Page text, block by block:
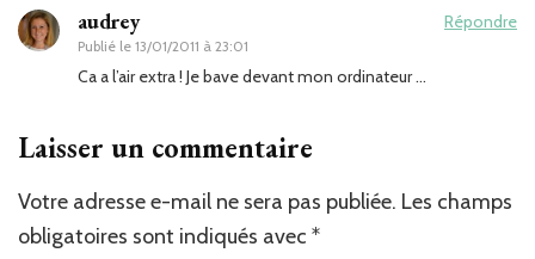
audrey
Publié le 13/01/2011 à 23:01
Répondre
Ca a l’air extra ! Je bave devant mon ordinateur …
Laisser un commentaire
Votre adresse e-mail ne sera pas publiée. Les champs
obligatoires sont indiqués avec *